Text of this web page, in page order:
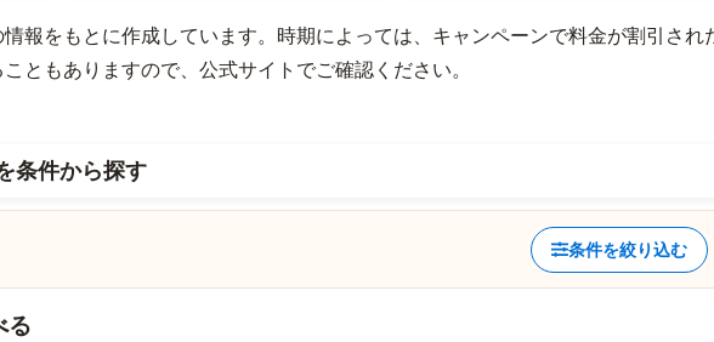
報をもとに作成しています。時期によっては、キャンペーンで料金が割引され
ともありますので、公式サイトでご確認ください。
条件から探す
条件を絞り込む
る